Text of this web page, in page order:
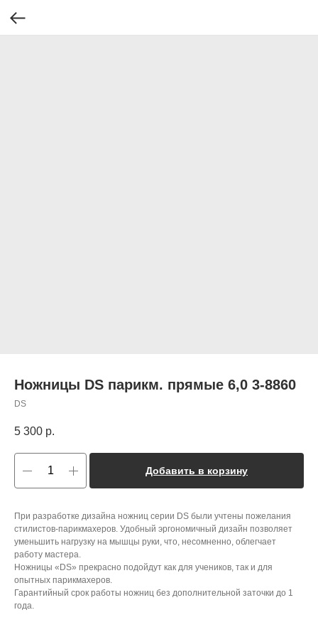
Ножницы DS парикм. прямые 6,0 3-8860
DS
5 300 р.
Добавить в корзину
При разработке дизайна ножниц серии DS были учтены пожелания
стилистов-парикмахеров. Удобный эргономичный дизайн позволяет
уменьшить нагрузку на мышцы руки, что, несомненно, облегчает
работу мастера.
Ножницы «DS» прекрасно подойдут как для учеников, так и для
опытных парикмахеров.
Гарантийный срок работы ножниц без дополнительной заточки до 1
года.